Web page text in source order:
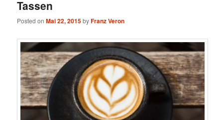
Tassen
Posted onMai 22, 2015byFranz Veron